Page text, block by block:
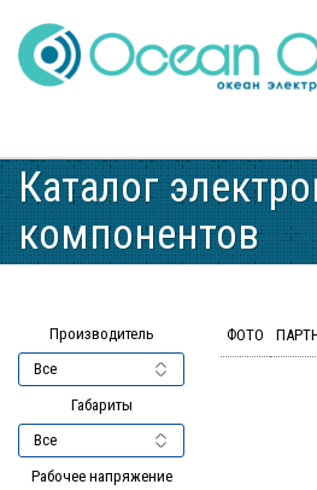
to
Каталог
компонентов
Производитель
Габариты
Рабочее напряжение
ФОТО